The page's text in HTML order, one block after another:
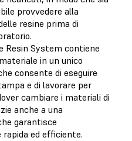
provvedere alla
resine prima di
Resin System contiene
in un unico
consente di eseguire
e di lavorare per
cambiare i materiali di
anche a una
garantisce
rapida ed efficiente.